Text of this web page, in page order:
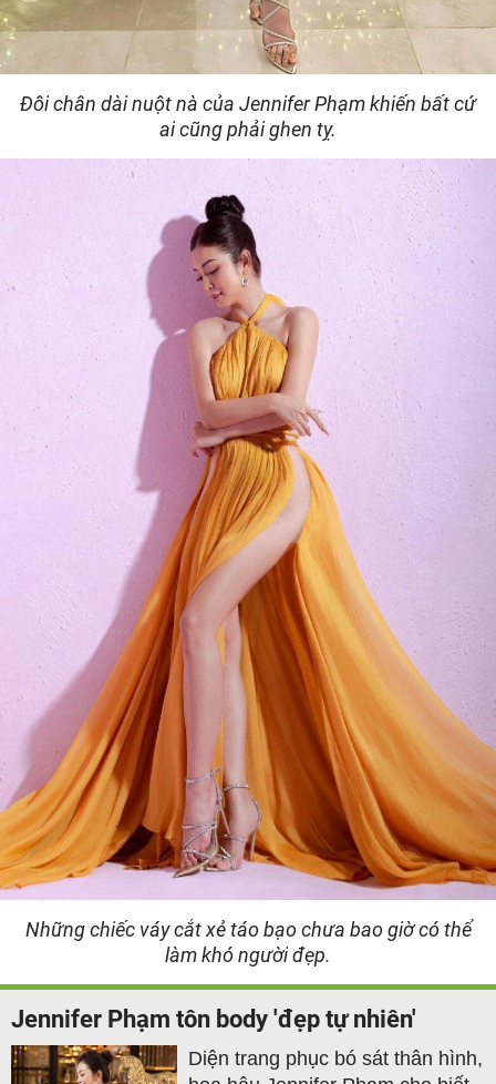
Đôi chân dài nuột nà của Jennifer Phạm khiến bất cứ
ai cũng phải ghen tỵ.
Những chiếc váy cắt xẻ táo bạo chưa bao giờ có thể
làm khó người đẹp.
Jennifer Phạm tôn body 'đẹp tự nhiên'
Diện trang phục bó sát thân hình,